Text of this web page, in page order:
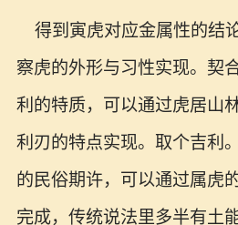
得到寅虎对应金属性的结
察虎的外形与习性实现。契
利的特质，可以通过虎居山
利刃的特点实现。取个吉利
的民俗期许，可以通过属虎
完成，传统说法里多半有土